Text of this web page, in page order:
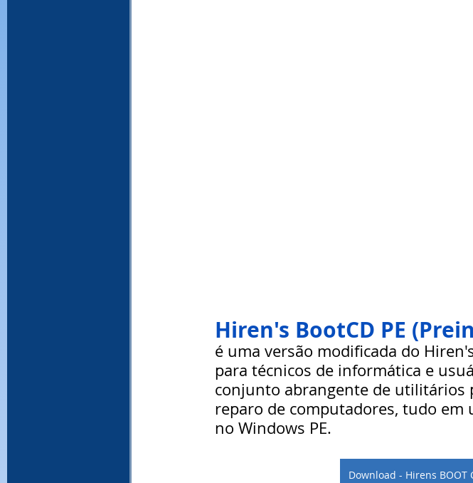
Hiren's BootCD PE
é uma versão modificada do
para técnicos de informática e
conjunto abrangente de utilitários
reparo de computadores, tudo em
no Windows PE.
Download - Hirens BOOT